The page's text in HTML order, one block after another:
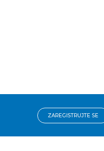
ZAREGISTRUJTE SE